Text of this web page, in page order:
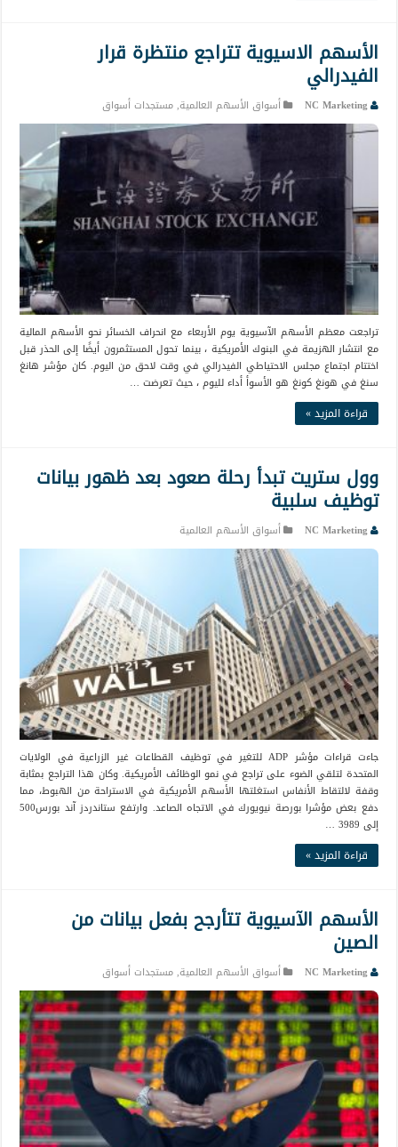
الأسهم الاسيوية تتراجع منتظرة قرار
الفيدرالي
NC Marketing أسواق الأسهم العالمية,مستجدات أسواق
تراجعت معظم الأسهم الآسيوية يوم الأربعاء مع انحراف الخسائر نحو الأسهم المالية
مع انتشار الهزيمة في البنوك الأمريكية ، بينما تحول المستثمرون أيضًا إلى الحذر قبل
اختتام اجتماع مجلس الاحتياطي الفيدرالي في وقت لاحق من اليوم. كان مؤشر هانغ
سنغ في هونغ كونغ هو الأسوأ أداء لليوم ، حيث تعرضت …
قراءة المزيد »
وول ستريت تبدأ رحلة صعود بعد ظهور بيانات
توظيف سلبية
NC Marketing أسواق الأسهم العالمية
جاءت قراءات مؤشر ADP للتغير في توظيف القطاعات غير الزراعية في الولايات
المتحدة لتلقي الضوء على تراجع في نمو الوظائف الأمريكية. وكان هذا التراجع بمثابة
وقفة لالتقاط الأنفاس استغلتها الأسهم الأمريكية في الاستراحة من الهبوط، مما
دفع بعض مؤشرا بورصة نيويورك في الاتجاه الصاعد. وارتفع ستاندردز آند بورس500
إلى 3989 …
قراءة المزيد »
الأسهم الآسيوية تتأرجح بفعل بيانات من
الصين
NC Marketing أسواق الأسهم العالمية,مستجدات أسواق